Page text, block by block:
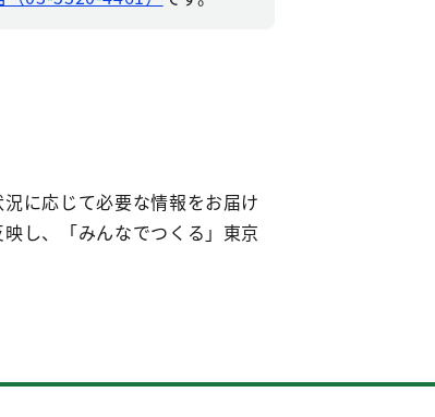
に応じて必要な情報をお届け
し、「みんなでつくる」東京